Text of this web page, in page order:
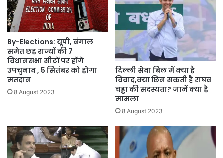
By-Elections: यूपी, बंगाल
समेत छह राज्यों की 7
विधानसभा सीटों पर होंगे
उपचुनाव , 5 सितंबर को होगा
मतदान
8 August 2023
दिल्ली सेवा बिल में क्या है
विवाद,क्या छिन सकती है राघव
चड्ढा की सदस्यता? जानें क्या है
मामला
8 August 2023